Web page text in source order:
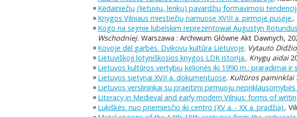
Kėdainiečių (lietuvių, lenkų) pavardžių formavimosi
Knygos Vilniaus miestiečių namuose XVIII a. pirmoje pusėje..
Kogo na sejmie lubelskim reprezentował Augustyn
Wschodniej. Warszawa : Archiwum Główne Akt Dawnych,
Kovoje dėl garbės. Dvikovų kultūra Lietuvoje. Vytauto
Lietuviškoji lotyniškosios knygos LDK istorija.. Knygų aidai
Lietuvos kultūros vertybių kelionės iki 1990 m.: praradimai ir
Lietuvos sietynai XVII a. dokumentuose. Kultūros paminklai
Lietuvos verslininkai su praeitimi pirmuoju
Literacy in Medieval and early modern Vilnius: forms of
Lukiškės: nuo priemiesčio iki centro (XV a. - XX a. pradžia)..